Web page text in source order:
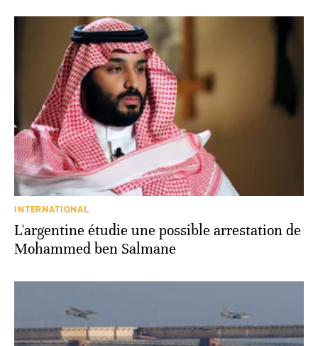
INTERNATIONAL
L'argentine étudie une possible arrestation de
Mohammed ben Salmane